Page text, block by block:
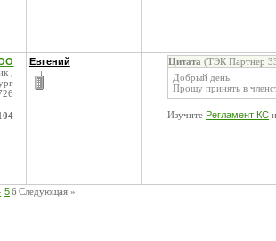
,
Евгений Цитата (ТЭК Партнер
Добрый день.
Прошу принять в
Изучите Регламент КС
56 Следующая »